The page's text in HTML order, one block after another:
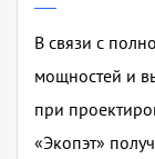
В связи с
мощностей и
при
«Экопэт»